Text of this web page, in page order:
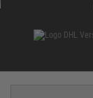
Eiweiss